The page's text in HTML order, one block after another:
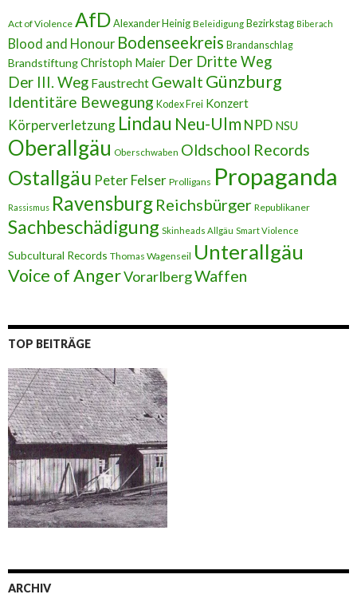
e
s
s
e
Act of Violence AfDAlexander Heinig Beleidigung Bezirkstag Biberach
Blood and Honour Bodenseekreis Brandanschlag
BrandstiftungChristoph Maier Der Dritte Weg
Der III. Weg Faustrecht Gewalt Günzburg
Identitäre Bewegung Kodex Frei Konzert
Körperverletzung Lindau Neu-Ulm NPD NSU
Oberallgäu Oberschwaben Oldschool Records
Ostallgäu Peter Felser Prolligans Propaganda
Rassismus Ravensburg Reichsbürger Republikaner
Sachbeschädigung Skinheads Allgäu Smart Violence
Subcultural Records Thomas Wagenseil Unterallgäu
Voice of AngerVorarlbergWaffen
TOP BEITRÄGE
ARCHIV